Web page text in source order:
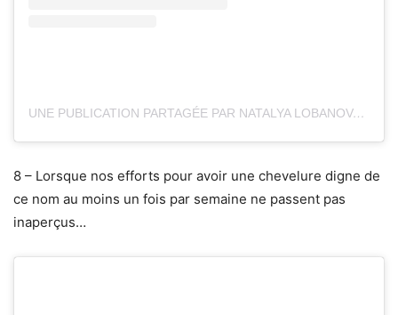
UNE PUBLICATION PARTAGÉE PAR NATALYA LOBANOVA (@NATALYALOBANOVA)
8 – Lorsque nos efforts pour avoir une chevelure digne de
ce nom au moins un fois par semaine ne passent pas
inaperçus…